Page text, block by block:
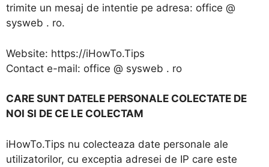
trimite un mesaj de intentie pe adresa: office @
sysweb . ro.
Website: https://iHowTo.Tips
Contact e-mail: office @ sysweb . ro
CARE SUNT DATELE PERSONALE COLECTATE DE
NOI SI DE CE LE COLECTAM
iHowTo.Tips nu colecteaza date personale ale
utilizatorilor, cu exceptia adresei de IP care este